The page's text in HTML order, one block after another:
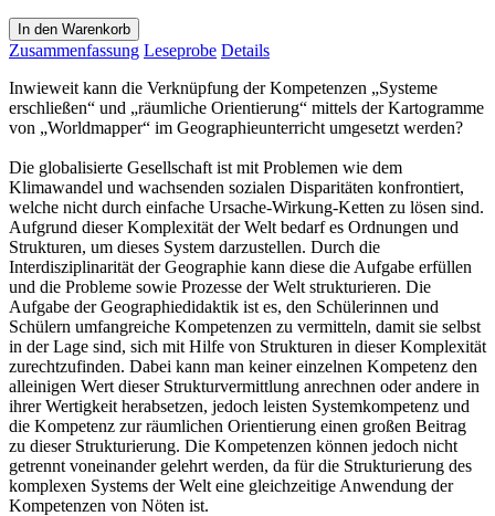
In den Warenkorb
Zusammenfassung Leseprobe Details
Inwieweit kann die Verknüpfung der Kompetenzen „Systeme
erschließen“ und „räumliche Orientierung“ mittels der Kartogramme
von „Worldmapper“ im Geographieunterricht umgesetzt werden?
Die globalisierte Gesellschaft ist mit Problemen wie dem
Klimawandel und wachsenden sozialen Disparitäten konfrontiert,
welche nicht durch einfache Ursache-Wirkung-Ketten zu lösen sind.
Aufgrund dieser Komplexität der Welt bedarf es Ordnungen und
Strukturen, um dieses System darzustellen. Durch die
Interdisziplinarität der Geographie kann diese die Aufgabe erfüllen
und die Probleme sowie Prozesse der Welt strukturieren. Die
Aufgabe der Geographiedidaktik ist es, den Schülerinnen und
Schülern umfangreiche Kompetenzen zu vermitteln, damit sie selbst
in der Lage sind, sich mit Hilfe von Strukturen in dieser Komplexität
zurechtzufinden. Dabei kann man keiner einzelnen Kompetenz den
alleinigen Wert dieser Strukturvermittlung anrechnen oder andere in
ihrer Wertigkeit herabsetzen, jedoch leisten Systemkompetenz und
die Kompetenz zur räumlichen Orientierung einen großen Beitrag
zu dieser Strukturierung. Die Kompetenzen können jedoch nicht
getrennt voneinander gelehrt werden, da für die Strukturierung des
komplexen Systems der Welt eine gleichzeitige Anwendung der
Kompetenzen von Nöten ist.